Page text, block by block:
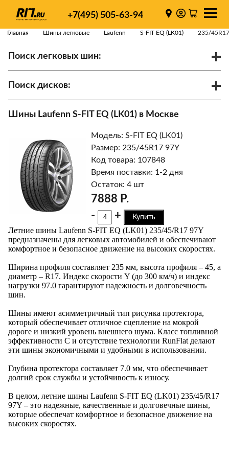
+7(495) 505-63-94
Главная Шины легковые Laufenn S-FIT EQ (LK01) 235/
Поиск легковых шин:
Поиск дисков:
Найти
Шины Laufenn S-FIT EQ (LK01) в Москве
Модель: S-FIT EQ (LK01)
Размер: 235/45R17 97Y
Код товара: 107848
Время поставки: 1-2 дня
Остаток: 4 шт
7888 Р.
-
+ Купить
Летние шины Laufenn S-FIT EQ (LK01) 235/45/R17 97Y
предназначены для легковых автомобилей и обеспечивают
комфортное и безопасное движение на высоких скоростях.
Ширина профиля составляет 235 мм, высота профиля – 45, а
диаметр – R17. Индекс скорости Y (до 300 км/ч) и индекс
нагрузки 97.0 гарантируют надежность и долговечность
шин.
Шины имеют асимметричный тип рисунка протектора,
который обеспечивает отличное сцепление на мокрой
дороге и низкий уровень внешнего шума. Класс топливной
эффективности C и отсутствие технологии RunFlat делают
эти шины экономичными и удобными в использовании.
Глубина протектора составляет 7.0 мм, что обеспечивает
долгий срок службы и устойчивость к износу.
В целом, летние шины Laufenn S-FIT EQ (LK01) 235/45/R17
97Y – это надежные, качественные и долговечные шины,
которые обеспечат комфортное и безопасное движение на
высоких скоростях.